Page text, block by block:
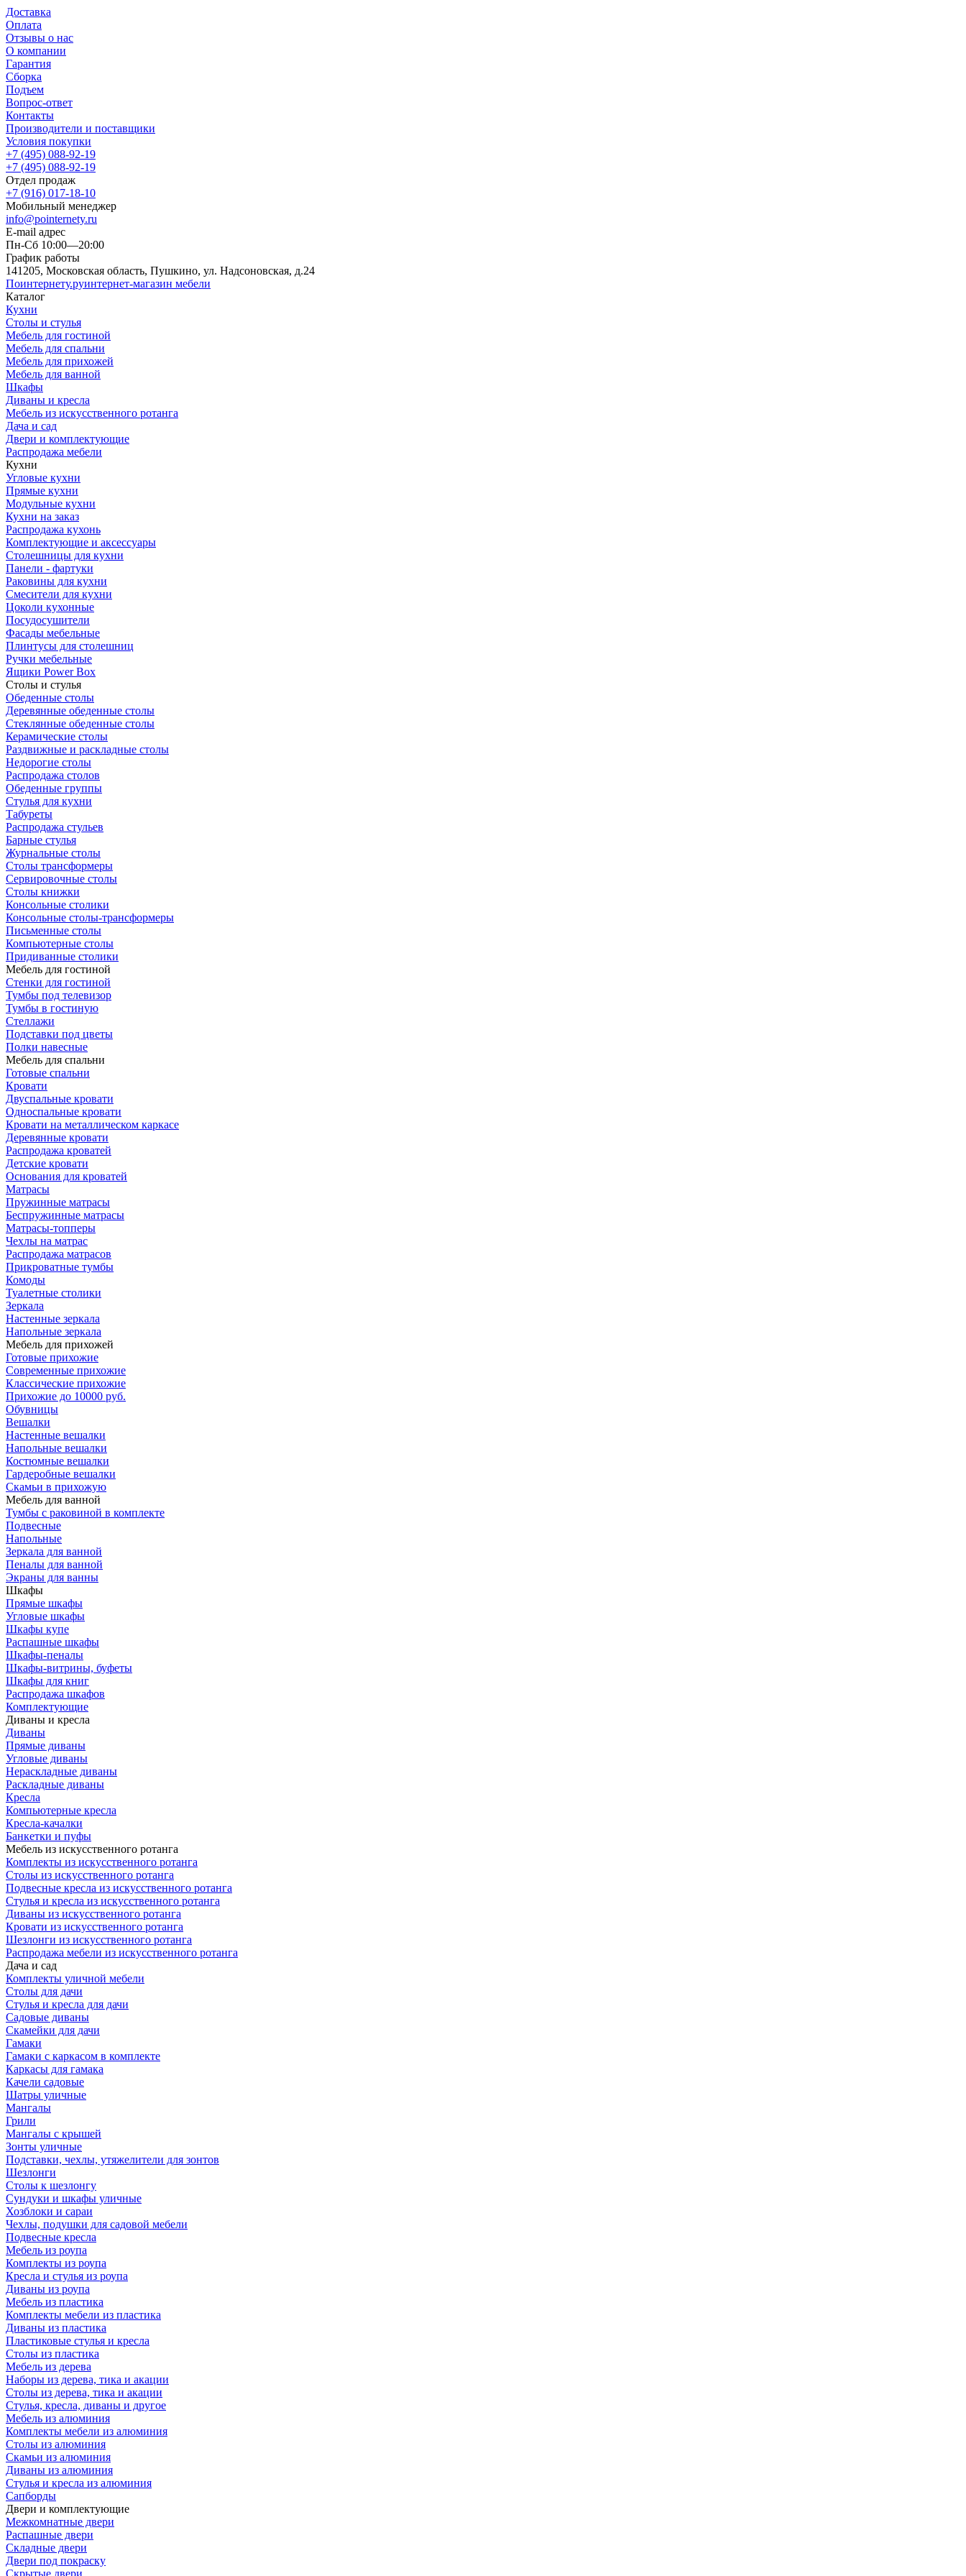
Доставка
Оплата
Отзывы о нас
О компании
Гарантия
Сборка
Подъем
Вопрос-ответ
Контакты
Производители и поставщики
Условия покупки
+7 (495) 088-92-19
+7 (495) 088-92-19
Отдел продаж
+7 (916) 017-18-10
Мобильный менеджер
info@pointernety.ru
E-mail адрес
Пн-Сб 10:00—20:00
График работы
141205, Московская область, Пушкино, ул. Надсоновская, д.24
Поинтернету.руинтернет-магазин мебели
Каталог
Кухни
Столы и стулья
Мебель для гостиной
Мебель для спальни
Мебель для прихожей
Мебель для ванной
Шкафы
Диваны и кресла
Мебель из искусственного ротанга
Дача и сад
Двери и комплектующие
Распродажа мебели
Кухни
Угловые кухни
Прямые кухни
Модульные кухни
Кухни на заказ
Распродажа кухонь
Комплектующие и аксессуары
Столешницы для кухни
Панели - фартуки
Раковины для кухни
Смесители для кухни
Цоколи кухонные
Посудосушители
Фасады мебельные
Плинтусы для столешниц
Ручки мебельные
Ящики Power Box
Столы и стулья
Обеденные столы
Деревянные обеденные столы
Стеклянные обеденные столы
Керамические столы
Раздвижные и раскладные столы
Недорогие столы
Распродажа столов
Обеденные группы
Стулья для кухни
Табуреты
Распродажа стульев
Барные стулья
Журнальные столы
Столы трансформеры
Сервировочные столы
Столы книжки
Консольные столики
Консольные столы-трансформеры
Письменные столы
Компьютерные столы
Придиванные столики
Мебель для гостиной
Стенки для гостиной
Тумбы под телевизор
Тумбы в гостиную
Стеллажи
Подставки под цветы
Полки навесные
Мебель для спальни
Готовые спальни
Кровати
Двуспальные кровати
Односпальные кровати
Кровати на металлическом каркасе
Деревянные кровати
Распродажа кроватей
Детские кровати
Основания для кроватей
Матрасы
Пружинные матрасы
Беспружинные матрасы
Матрасы-топперы
Чехлы на матрас
Распродажа матрасов
Прикроватные тумбы
Комоды
Туалетные столики
Зеркала
Настенные зеркала
Напольные зеркала
Мебель для прихожей
Готовые прихожие
Современные прихожие
Классические прихожие
Прихожие до 10000 руб.
Обувницы
Вешалки
Настенные вешалки
Напольные вешалки
Костюмные вешалки
Гардеробные вешалки
Скамьи в прихожую
Мебель для ванной
Тумбы c раковиной в комплекте
Подвесные
Напольные
Зеркала для ванной
Пеналы для ванной
Экраны для ванны
Шкафы
Прямые шкафы
Угловые шкафы
Шкафы купе
Распашные шкафы
Шкафы-пеналы
Шкафы-витрины, буфеты
Шкафы для книг
Распродажа шкафов
Комплектующие
Диваны и кресла
Диваны
Прямые диваны
Угловые диваны
Нераскладные диваны
Раскладные диваны
Кресла
Компьютерные кресла
Кресла-качалки
Банкетки и пуфы
Мебель из искусственного ротанга
Комплекты из искусственного ротанга
Столы из искусственного ротанга
Подвесные кресла из искусственного ротанга
Стулья и кресла из искусственного ротанга
Диваны из искусственного ротанга
Кровати из искусственного ротанга
Шезлонги из искусственного ротанга
Распродажа мебели из искусственного ротанга
Дача и сад
Комплекты уличной мебели
Столы для дачи
Стулья и кресла для дачи
Садовые диваны
Скамейки для дачи
Гамаки
Гамаки с каркасом в комплекте
Каркасы для гамака
Качели садовые
Шатры уличные
Мангалы
Грили
Мангалы с крышей
Зонты уличные
Подставки, чехлы, утяжелители для зонтов
Шезлонги
Столы к шезлонгу
Сундуки и шкафы уличные
Хозблоки и сараи
Чехлы, подушки для садовой мебели
Подвесные кресла
Мебель из роупа
Комплекты из роупа
Кресла и стулья из роупа
Диваны из роупа
Мебель из пластика
Комплекты мебели из пластика
Диваны из пластика
Пластиковые стулья и кресла
Столы из пластика
Мебель из дерева
Наборы из дерева, тика и акации
Столы из дерева, тика и акации
Стулья, кресла, диваны и другое
Мебель из алюминия
Комплекты мебели из алюминия
Столы из алюминия
Скамьи из алюминия
Диваны из алюминия
Стулья и кресла из алюминия
Сапборды
Двери и комплектующие
Межкомнатные двери
Распашные двери
Складные двери
Двери под покраску
Скрытые двери